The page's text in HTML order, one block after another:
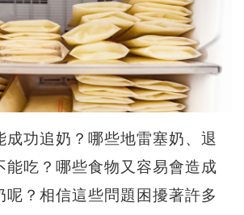
成功追奶？哪些地雷塞奶、退
能吃？哪些食物又容易會造成
呢？相信這些問題困擾著許多